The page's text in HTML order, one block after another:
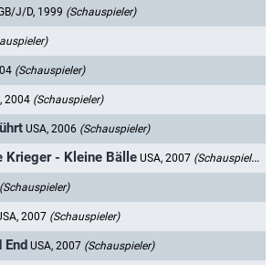
J/D, 1999 (Schauspieler)
(Schauspieler)
2004 (Schauspieler)
USA, 2006 (Schauspieler)
Krieger - Kleine Bälle USA, 2007 (Schauspieler)
(Schauspieler)
2007 (Schauspieler)
End USA, 2007 (Schauspieler)